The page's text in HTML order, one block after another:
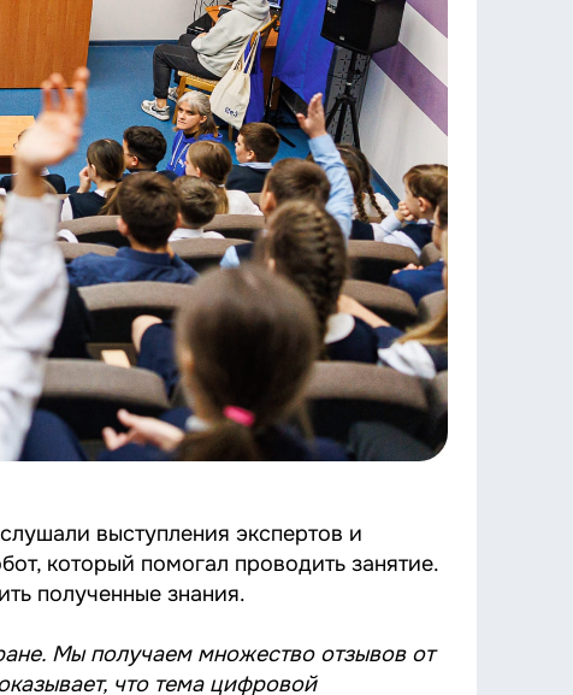
выступления экспертов и
который помогал проводить занятие.
полученные знания.
Мы получаем множество отзывов от
что тема цифровой